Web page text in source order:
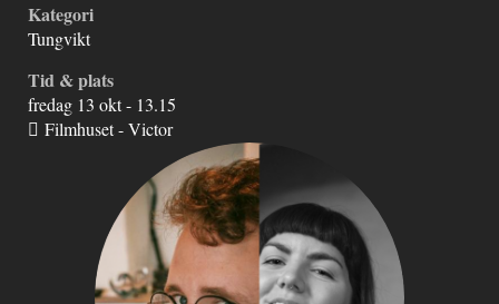
Kategori
Tungvikt
Tid & plats
fredag 13 okt - 13.15
Filmhuset - Victor